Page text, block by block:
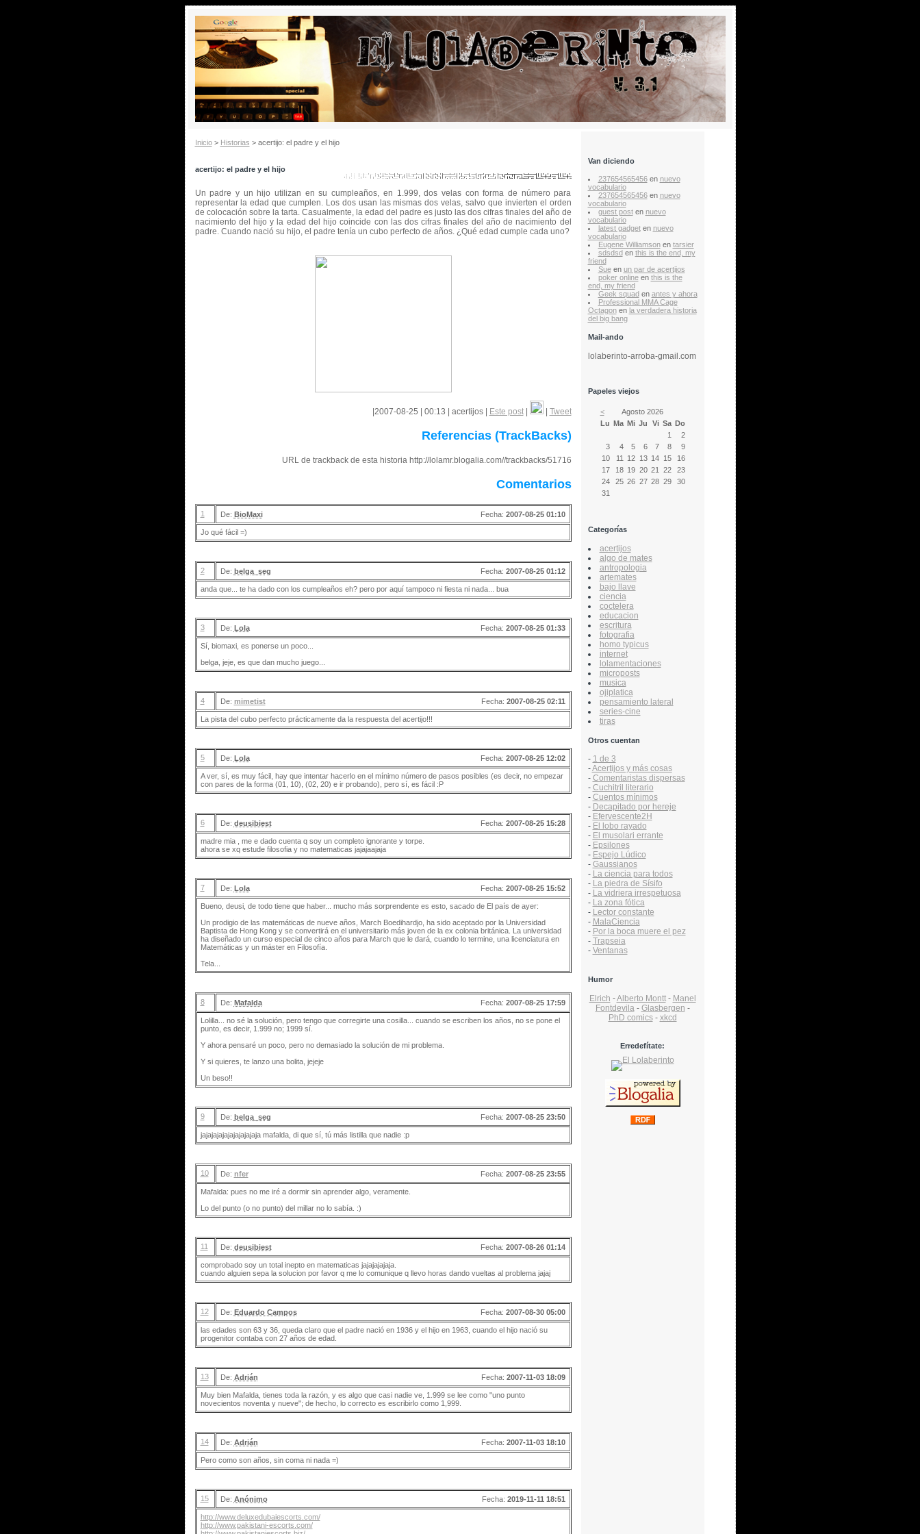
Inicio> Historias > acertijo: el padre y el hijo
acertijo: el padre y el hijo
Un padre y un hijo utilizan en su cumpleaños, en 1.999, dos velas con forma de número para
representar la edad que cumplen. Los dos usan las mismas dos velas, salvo que invierten el orden
de colocación sobre la tarta. Casualmente, la edad del padre es justo las dos cifras finales del año de
nacimiento del hijo y la edad del hijo coincide con las dos cifras finales del año de nacimiento del
padre. Cuando nació su hijo, el padre tenía un cubo perfecto de años. ¿Qué edad cumple cada uno?
|2007-08-25 | 00:13 | acertijos | Este post| Tweet
Referencias (TrackBacks)
URL de trackback de esta historia http://lolamr.blogalia.com//trackbacks/51716
Comentarios
1 De: BioMaxi Fecha: 2007-08-25 01:10
Jo qué fácil =)
2 De: belga_seg Fecha: 2007-08-25 01:12
anda que... te ha dado con los cumpleaños eh? pero por aquí tampoco ni fiesta ni nada... bua
3 De: Lola Fecha: 2007-08-25 01:33
Sí, biomaxi, es ponerse un poco...
belga, jeje, es que dan mucho juego...
4 De: mimetist Fecha: 2007-08-25 02:11
La pista del cubo perfecto prácticamente da la respuesta del acertijo!!!
5 De: Lola Fecha: 2007-08-25 12:02
A ver, sí, es muy fácil, hay que intentar hacerlo en el mínimo número de pasos posibles (es decir, no empezar
con pares de la forma (01, 10), (02, 20) e ir probando), pero sí, es fácil :P
6 De: deusibiest Fecha: 2007-08-25 15:28
madre mia , me e dado cuenta q soy un completo ignorante y torpe.
ahora se xq estude filosofia y no matematicas jajajaajaja
7 De: Lola Fecha: 2007-08-25 15:52
Bueno, deusi, de todo tiene que haber... mucho más sorprendente es esto, sacado de El país de ayer:
Un prodigio de las matemáticas de nueve años, March Boedihardjo, ha sido aceptado por la Universidad
Baptista de Hong Kong y se convertirá en el universitario más joven de la ex colonia británica. La universidad
ha diseñado un curso especial de cinco años para March que le dará, cuando lo termine, una licenciatura en
Matemáticas y un máster en Filosofía.
Tela...
8 De: Mafalda Fecha: 2007-08-25 17:59
Lolilla... no sé la solución, pero tengo que corregirte una cosilla... cuando se escriben los años, no se pone el
punto, es decir, 1.999 no; 1999 sí.
Y ahora pensaré un poco, pero no demasiado la solución de mi problema.
Y si quieres, te lanzo una bolita, jejeje
Un beso!!
9 De: belga_seg Fecha: 2007-08-25 23:50
jajajajajajajajajajaja mafalda, di que sí, tú más listilla que nadie :p
10 De: nfer Fecha: 2007-08-25 23:55
Mafalda: pues no me iré a dormir sin aprender algo, veramente.
Lo del punto (o no punto) del millar no lo sabía. :)
11 De: deusibiest Fecha: 2007-08-26 01:14
comprobado soy un total inepto en matematicas jajajajajaja.
cuando alguien sepa la solucion por favor q me lo comunique q llevo horas dando vueltas al problema jajaj
12 De: Eduardo Campos Fecha: 2007-08-30 05:00
las edades son 63 y 36, queda claro que el padre nació en 1936 y el hijo en 1963, cuando el hijo nació su
progenitor contaba con 27 años de edad.
13 De: Adrián Fecha: 2007-11-03 18:09
Muy bien Mafalda, tienes toda la razón, y es algo que casi nadie ve, 1.999 se lee como "uno punto
novecientos noventa y nueve"; de hecho, lo correcto es escribirlo como 1,999.
14 De: Adrián Fecha: 2007-11-03 18:10
Pero como son años, sin coma ni nada =)
15 De: Anónimo Fecha: 2019-11-11 18:51
http://www.deluxedubaiescorts.com/
http://www.pakistani-escorts.com/
Van diciendo
237654565456en nuevo
vocabulario
237654565456en nuevo
vocabulario
guest posten nuevo
vocabulario
latest gadgeten nuevo
vocabulario
Eugene Williamsonen tarsier
sdsdsd en this is the end, my
friend
Sueen un par de acertijos
poker onlineen this is the
end, my friend
Geek squad en antes y ahora
Professional MMA Cage
Octagonen la verdadera historia
del big bang
Mail-ando
lolaberinto-arroba-gmail.com
Papeles viejos
<
Agosto 2026
Lu Ma Mi Ju Vi Sa Do
1
2
3
4 5 6 7 8
9
10
11 12 13 14 15
16
17
18 19 20 21 22
23
24
25 26 27 28 29
30
31
Categorías
acertijos
algo de mates
antropologia
artemates
bajo llave
ciencia
coctelera
educacion
escritura
fotografia
homo typicus
internet
lolamentaciones
microposts
musica
ojiplatica
pensamiento lateral
series-cine
tiras
Otros cuentan
- 1 de 3
-Acertijos y más cosas
- Comentaristas dispersas
- Cuchitril literario
- Cuentos mínimos
- Decapitado por hereje
- Efervescente2H
- El lobo rayado
- El musolari errante
- Epsilones
- Espejo Lúdico
- Gaussianos
- La ciencia para todos
- La piedra de Sísifo
- La vidriera irrespetuosa
- La zona fótica
- Lector constante
- MalaCiencia
- Por la boca muere el pez
- Trapseia
- Ventanas
Humor
Elrich -Alberto Montt- Manel
Fontdevila - Glasbergen -
PhD comics- xkcd
Erredefítate: